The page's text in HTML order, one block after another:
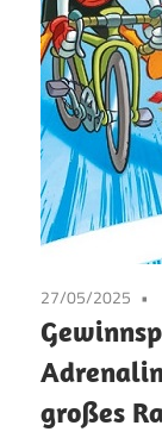
27/05/2025
großes